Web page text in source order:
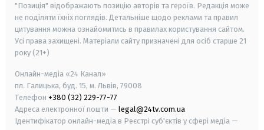
"Позиція" відображають позицію авторів та героїв. Редакція може
не поділяти їхніх поглядів. Детальніше щодо реклами та правил
цитування можна ознайомитись в правилах користування сайтом.
Усі права захищені. Матеріали сайту призначені для осіб старше 21
року (21+)
Онлайн-медіа «24 Канал»
пл. Галицька, буд. 15, м. Львів, 79008
Телефон +380 (32) 229-77-77
Адреса електронної пошти — legal@24tv.com.ua
Ідентифікатор онлайн-медіа в Реєстрі суб'єктів у сфері медіа —